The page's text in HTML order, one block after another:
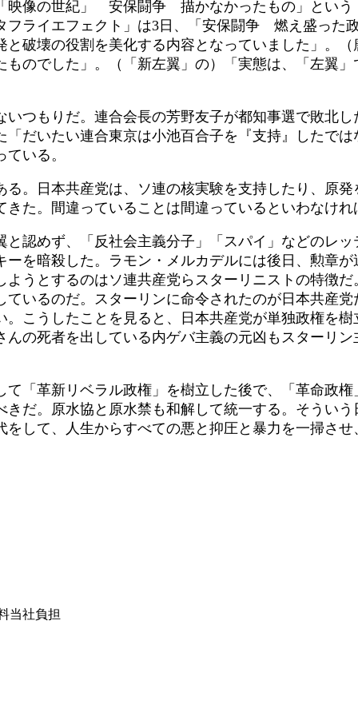
像の世紀」 安保闘争 描かなかったもの」とい
ライエフェクト」は3日、「安保闘争 燃え盛った
破壊の役割を美化する内容となっていました」。
のでした」。（「新左翼」の）「実態は、「左翼
つもりだ。連合会長の芳野友子が都知事選で敗北
だいたい連合東京は小池百合子を『支持』したで
いる。
。日本共産党は、ソ連の核実験を支持したり、原
た。間違っていることは間違っているといわなけ
認めず、「反社会主義分子」「スパイ」などのレ
を暗殺した。ラモン・メルカデルには後日、勲章
うとするのはソ連共産党らスターリニストの特徴
いるのだ。スターリンに命令されたのが日本共産
こうしたことを見ると、日本共産党が単独政権を
の死者を出している内ゲバ主義の元凶もスターリ
「革新リベラル政権」を樹立した後で、「革命政
だ。原水協と原水禁も和解して統一する。そうい
して、人生からすべての悪と抑圧と暴力を一掃さ
当社負担